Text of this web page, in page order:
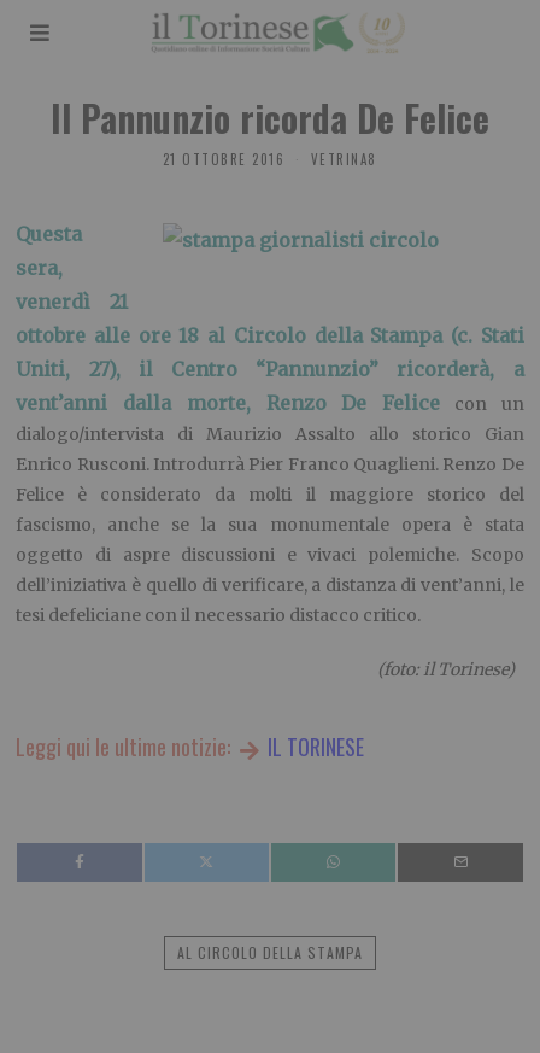
Il Pannunzio ricorda De Felice
21 OTTOBRE 2016 VETRINA8
Questa
sera,
venerdì 21
ottobre alle ore 18 al Circolo della Stampa (c. Stati
Uniti, 27), il Centro “Pannunzio” ricorderà, a
vent’anni dalla morte, Renzo De Felice con un
dialogo/intervista di Maurizio Assalto allo storico Gian
Enrico Rusconi. Introdurrà Pier Franco Quaglieni. Renzo De
Felice è considerato da molti il maggiore storico del
fascismo, anche se la sua monumentale opera è stata
oggetto di aspre discussioni e vivaci polemiche. Scopo
dell’iniziativa è quello di verificare, a distanza di vent’anni, le
tesi defeliciane con il necessario distacco critico.
(foto: il Torinese)
Leggi qui le ultime notizie: IL TORINESE
AL CIRCOLO DELLA STAMPA